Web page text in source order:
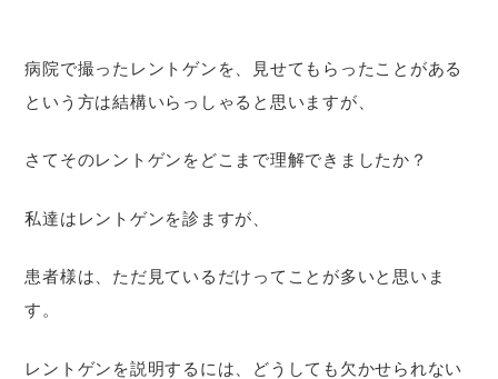
病院で撮ったレントゲンを、見せてもらったことがある
という方は結構いらっしゃると思いますが、
さてそのレントゲンをどこまで理解できましたか？
私達はレントゲンを診ますが、
患者様は、ただ見ているだけってことが多いと思いま
す。
レントゲンを説明するには、どうしても欠かせられない